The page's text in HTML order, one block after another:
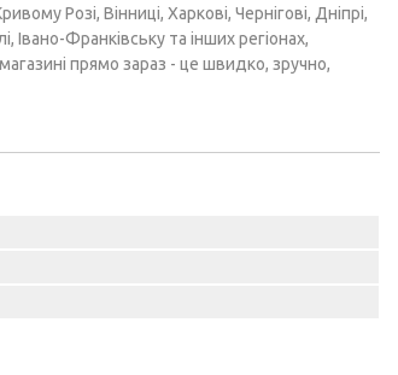
Розі, Вінниці, Харкові, Чернігові, Дніпрі,
Івано-Франківську та інших регіонах,
прямо зараз - це швидко, зручно,